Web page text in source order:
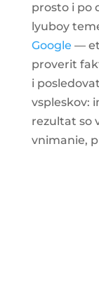
prosto i po
lyuboy
Google —
proverit
i
vspleskov:
rezultat so
vnimanie,